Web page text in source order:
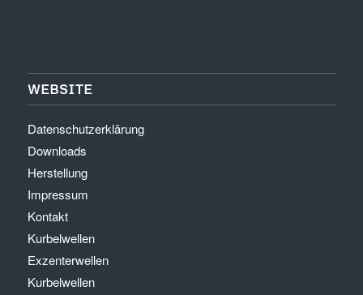
WEBSITE
Datenschutzerklärung
Downloads
Herstellung
Impressum
Kontakt
Kurbelwellen
Exzenterwellen
Kurbelwellen